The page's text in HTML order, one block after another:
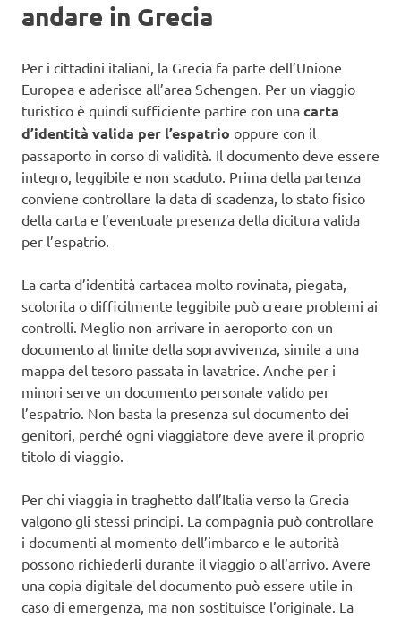
andare in Grecia
Per i cittadini italiani, la Grecia fa parte dell’Unione
Europea e aderisce all’area Schengen. Per un viaggio
turistico è quindi sufficiente partire con una carta
d’identità valida per l’espatrio oppure con il
passaporto in corso di validità. Il documento deve essere
integro, leggibile e non scaduto. Prima della partenza
conviene controllare la data di scadenza, lo stato fisico
della carta e l’eventuale presenza della dicitura valida
per l’espatrio.
La carta d’identità cartacea molto rovinata, piegata,
scolorita o difficilmente leggibile può creare problemi ai
controlli. Meglio non arrivare in aeroporto con un
documento al limite della sopravvivenza, simile a una
mappa del tesoro passata in lavatrice. Anche per i
minori serve un documento personale valido per
l’espatrio. Non basta la presenza sul documento dei
genitori, perché ogni viaggiatore deve avere il proprio
titolo di viaggio.
Per chi viaggia in traghetto dall’Italia verso la Grecia
valgono gli stessi principi. La compagnia può controllare
i documenti al momento dell’imbarco e le autorità
possono richiederli durante il viaggio o all’arrivo. Avere
una copia digitale del documento può essere utile in
caso di emergenza, ma non sostituisce l’originale. La